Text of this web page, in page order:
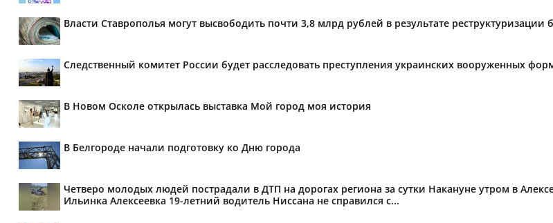
Власти Ставрополья могут высвободить почти 3,8 млрд рублей в результате
Следственный комитет России будет расследовать преступления украинских вооруженных
В Новом Осколе открылась выставка Мой город моя история
В Белгороде начали подготовку ко Дню города
Четверо молодых людей пострадали в ДТП на дорогах региона за сутки Накануне утром в
Ильинка Алексеевка 19-летний водитель Ниссана не справился с...